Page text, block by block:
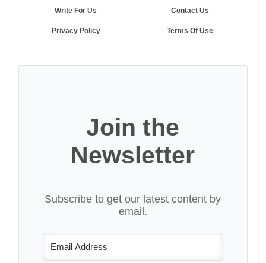
Write For Us Contact Us
Privacy Policy Terms Of Use
Join the
Newsletter
Subscribe to get our latest content by
email.